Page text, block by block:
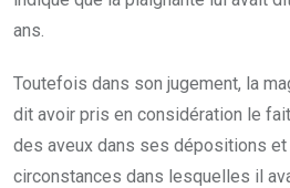
ans.
Toutefois dans son jugement, la
dit avoir pris en considération le
des aveux dans ses dépositions
circonstances dans lesquelles il